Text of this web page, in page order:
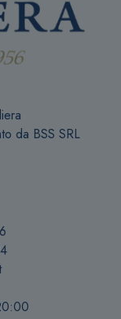
da BSS SRL